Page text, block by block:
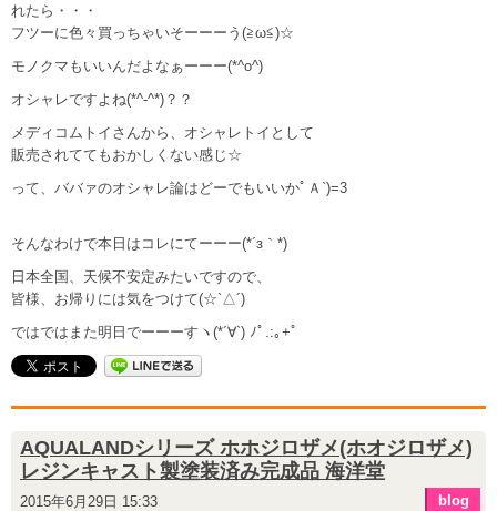
れたら・・・
フツーに色々買っちゃいそーーーう(≧ω≦)☆
モノクマもいいんだよなぁーーー(*^o^)
オシャレですよね(*^-^*)？？
メディコムトイさんから、オシャレトイとして
販売されててもおかしくない感じ☆
って、ババァのオシャレ論はどーでもいいかﾟＡ`)=3
そんなわけで本日はコレにてーーー(*´з｀*)
日本全国、天候不安定みたいですので、
皆様、お帰りには気をつけて(☆`△´)ゞ
ではではまた明日でーーーすヽ(*´∀`) ﾉﾟ.:｡+ﾟ
AQUALANDシリーズ ホホジロザメ(ホオジロザメ)
レジンキャスト製塗装済み完成品 海洋堂
2015年6月29日 15:33 blog